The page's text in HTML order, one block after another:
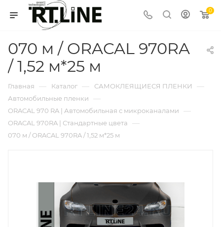
0
070 м / ORACAL 970RA
/ 1,52 м*25 м
Главная — Каталог — САМОКЛЕЯЩИЕСЯ ПЛЕНКИ —
Автомобильные пленки —
ORACAL 970 RA | Автомобильная с микроканалами —
ORACAL 970RA | Стандартные цвета —
070 м / ORACAL 970RA / 1,52 м*25 м